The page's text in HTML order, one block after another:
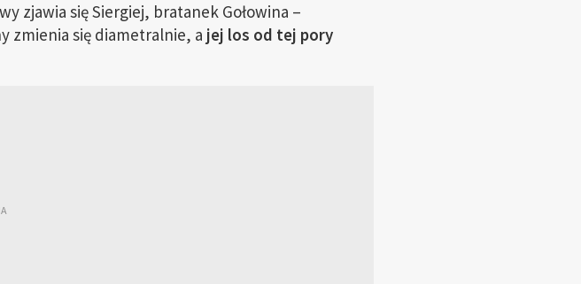
zjawia się Siergiej, bratanek Gołowina –
zmienia się diametralnie, a jej los od tej pory